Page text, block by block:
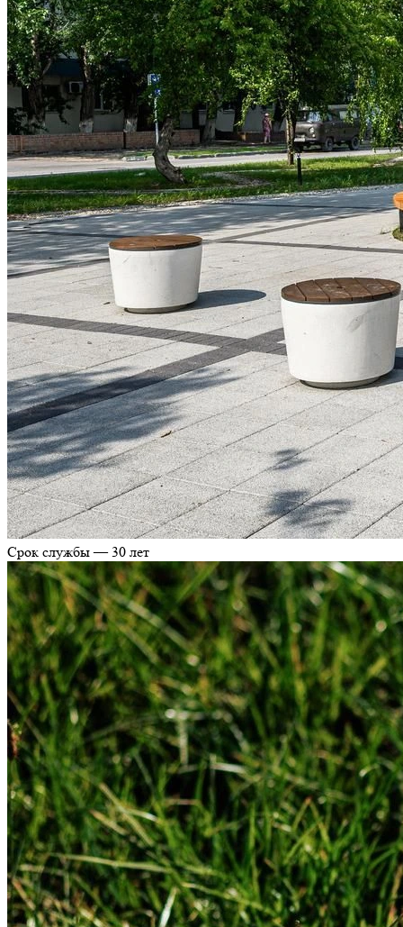
Срок службы — 30 лет